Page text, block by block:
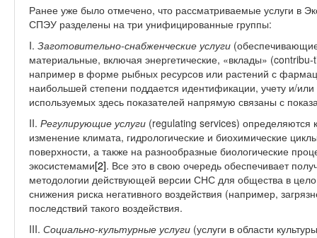
Ранее уже было отмечено, что рассматриваемые услуги в
СПЭУ разделены на три унифицированные группы:
I. Заготовительно-снабженческие услуги
материальные, включая энергетические, «вклады»
например в форме рыбных ресурсов или растений с
наибольшей степени поддается идентификации, учету и/
используемых здесь показателей напрямую связаны с
II. Регулирующие услуги (regulating services) определяются
изменение климата, гидрологические и биохимические
поверхности, а также на разнообразные биологические
экосистемами[2]. Все это в свою очередь обеспечивает
методологии действующей версии СНС для общества в
снижения риска негативного воздействия (например,
последствий такого воздействия.
III. Социально-культурные услуги (услуги в области